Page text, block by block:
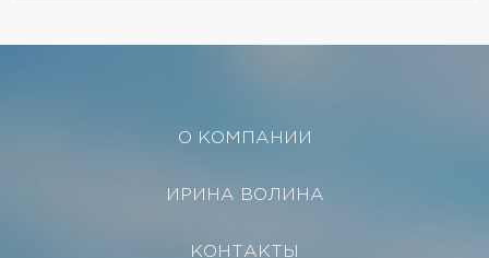
О КОМПАНИИ
ИРИНА ВОЛИНА
КОНТАКТЫ